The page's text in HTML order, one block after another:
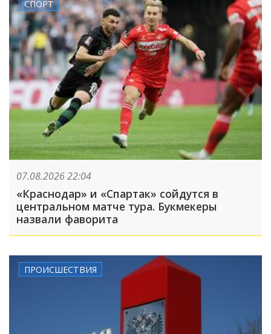
СПОРТ
07.08.2026 22:04
«Краснодар» и «Спартак» сойдутся в
центральном матче тура. Букмекеры
назвали фаворита
ПРОИСШЕСТВИЯ